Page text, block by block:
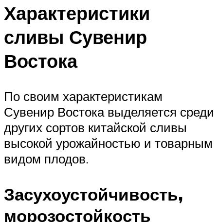
Характеристики
сливы Сувенир
Востока
По своим характеристикам
Сувенир Востока выделяется среди
других сортов китайской сливы
высокой урожайностью и товарным
видом плодов.
Засухоустойчивость,
морозостойкость